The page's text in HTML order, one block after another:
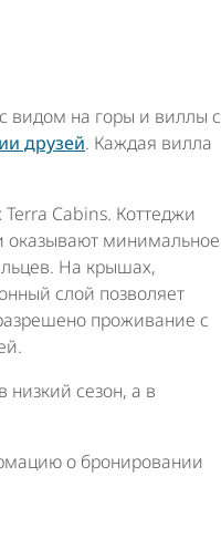
видом на горы и виллы с
друзей. Каждая вилла
Cabins. Коттеджи
оказывают минимальное
На крышах,
слой позволяет
проживание с
низкий сезон, а в
о бронировании